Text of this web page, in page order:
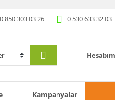
0 850 303 03 26 0 530 633 32 03
Hesabım
Kampanyalar